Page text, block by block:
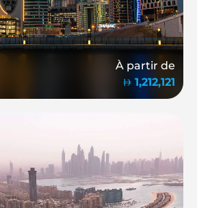
À partir de
1,212,121